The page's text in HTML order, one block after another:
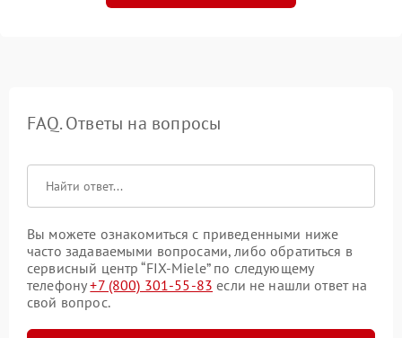
FAQ. Ответы на вопросы
Вы можете ознакомиться с приведенными ниже
часто задаваемыми вопросами, либо обратиться в
сервисный центр “FIX-Miele” по следующему
телефону+7 (800) 301-55-83 если не нашли ответ на
свой вопрос.